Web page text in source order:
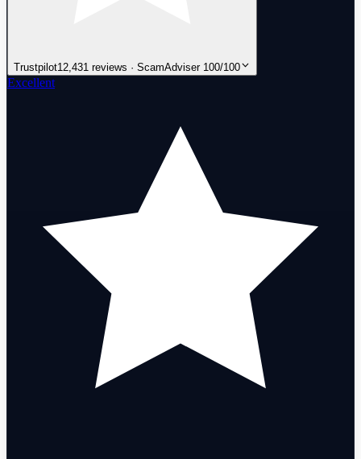
Trustpilot12,431 reviews · ScamAdviser 100/100
Excellent